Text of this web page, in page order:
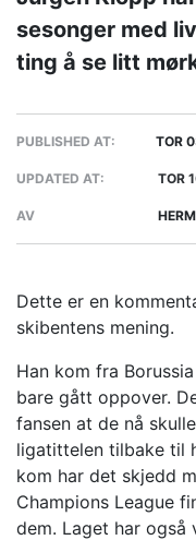
sesonger med
ting å se litt
PUBLISHED AT: TOR
UPDATED AT: TOR
AV
Dette er en
skibentens mening.
Han kom fra
bare gått oppover.
fansen at de nå
ligatittelen tilbake til
kom har det skjedd
Champions League
dem. Laget har også